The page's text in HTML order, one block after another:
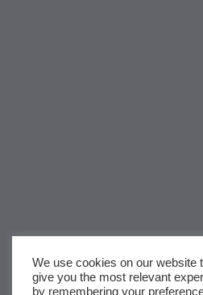
אתר שומר שבת
We use cookies on our website
give you the most relevant
by remembering your